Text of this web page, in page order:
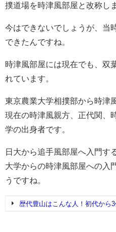
撲道場を時津風部屋と改称し
今はできないでしょうが、当
できたんですね。
時津風部屋には現在でも、双
れています。
東京農業大学相撲部から時津
現在の時津風親方、正代関、
学の出身者です。
日大から追手風部屋へ入門す
大学からの時津風部屋への入
うですね。
歴代豊山はこんな人！初代から3